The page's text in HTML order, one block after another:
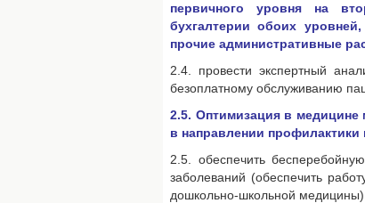
первичного уровня на
бухгалтерии обоих
прочие административные
2.4. провести экспертный
безоплатному обслуживанию
2.5. Оптимизация в
в направлении профилактики
2.5. обеспечить
заболеваний (обеспечить
дошкольно-школьной медицины)